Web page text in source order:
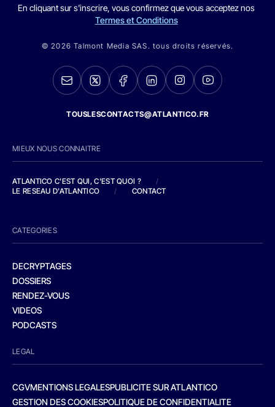
En cliquant sur s'inscrire, vous confirmez que vous acceptez nos
Termes et Conditions
© 2026 Talmont Media SAS. tous droits réservés.
TOUSLESCONTACTS@ATLANTICO.FR
MIEUX NOUS CONNAITRE
ATLANTICO C'EST QUI, C'EST QUOI ?
/
LE RESEAU D'ATLANTICO
/ CONTACT
CATEGORIES
DECRYPTAGES
DOSSIERS
RENDEZ-VOUS
VIDEOS
PODCASTS
LEGAL
CGVMENTIONS LEGALESPUBLICITE SUR ATLANTICO
GESTION DES COOKIESPOLITIQUE DE CONFIDENTIALITE